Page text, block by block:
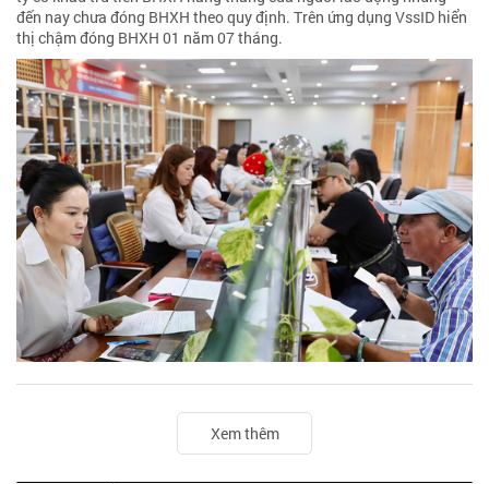
đến nay chưa đóng BHXH theo quy định. Trên ứng dụng VssID hiển
thị chậm đóng BHXH 01 năm 07 tháng.
Xem thêm